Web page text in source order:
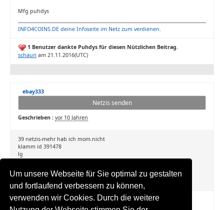
Um unsere Webseite für Sie optimal zu gestalten
und fortlaufend verbessern zu können,
verwenden wir Cookies. Durch die weitere
Mfg puhdys
INFO4COINS.DE deine Infoseite im Netz zum verdienen.
1 Benutzer dankte Puhdys für diesen Nützlichen Beitrag.
schauri am 21.11.2016(UTC)
ebay333
Netzis senden
Geschrieben : vor 10 Jahren
39 netzis-mehr hab ich mom.nicht
klamm id 391478
lg
1 Benutzer dankte julioi für diesen Nützlichen Beitrag.
Puhdysam 21.11.2016(UTC)